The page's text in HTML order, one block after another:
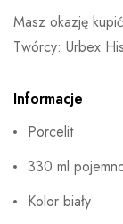
Masz okazję
Twórcy: Urbex
Informacje
Porcelit
330 ml
Kolor biały